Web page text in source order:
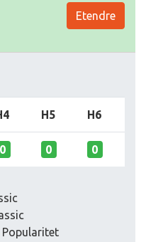
Etendre
H5 H6
0 0 0
Popularitet